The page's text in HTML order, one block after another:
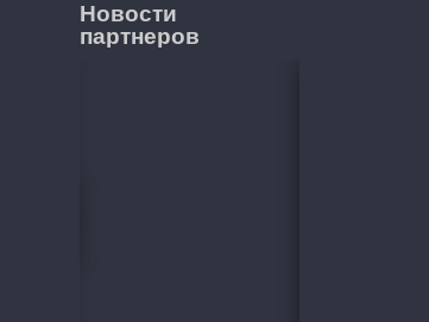
Новости
партнеров